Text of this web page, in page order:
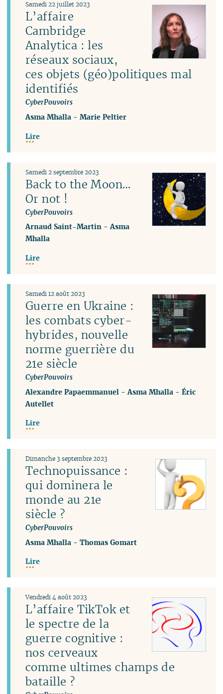
L’affaire
Cambridge
Analytica : les
réseaux sociaux,
ces objets (géo)politiques mal
identifiés
CyberPouvoirs
Samedi 22 juillet 2023
Asma Mhalla -Marie Peltier
Lire
Back to the Moon…
Or not !
CyberPouvoirs
Samedi 2 septembre 2023
Arnaud Saint-Martin -Asma
Mhalla
Lire
Guerre en Ukraine :
les combats cyber-
hybrides, nouvelle
norme guerrière du
21e siècle
CyberPouvoirs
Samedi 12 août 2023
Alexandre Papaemmanuel -Asma Mhalla -Éric
Autellet
Lire
Technopuissance :
qui dominera le
monde au 21e
siècle ?
CyberPouvoirs
Dimanche 3 septembre 2023
Asma Mhalla -Thomas Gomart
Lire
L’affaire TikTok et
le spectre de la
guerre cognitive :
nos cerveaux
comme ultimes champs de
bataille ?
Vendredi 4 août 2023